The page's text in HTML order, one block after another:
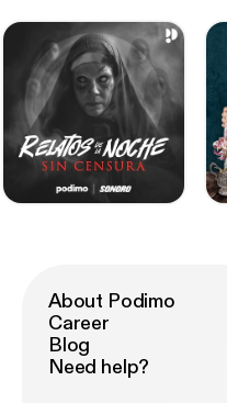
About Podimo
Career
Blog
Need help?